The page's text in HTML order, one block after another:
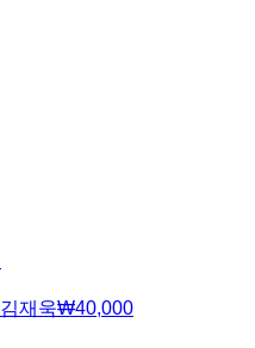
김재욱₩40,000